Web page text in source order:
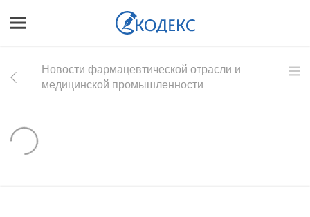
Новости фармацевтической отрасли и
медицинской промышленности